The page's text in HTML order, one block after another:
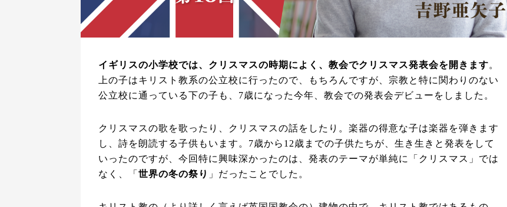
イギリスの小学校では、クリスマスの時期によく、教会でクリスマス発表会を開きます。
上の子はキリスト教系の公立校に行ったので、もちろんですが、宗教と特に関わりのない
公立校に通っている下の子も、7歳になった今年、教会での発表会デビューをしました。
クリスマスの歌を歌ったり、クリスマスの話をしたり。楽器の得意な子は楽器を弾きます
し、詩を朗読する子供もいます。7歳から12歳までの子供たちが、生き生きと発表をして
いったのですが、今回特に興味深かったのは、発表のテーマが単純に「クリスマス」では
なく、「 世界の冬の祭り 」だったことでした。